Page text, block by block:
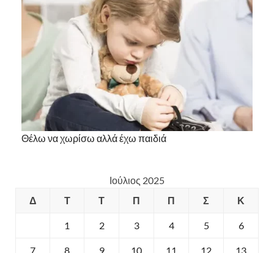
Θέλω να χωρίσω αλλά έχω παιδιά
Ιούλιος 2025
Δ
Τ Τ Π Π Σ Κ
1 2 3 4 5 6
7 8 9 10 11 12 13